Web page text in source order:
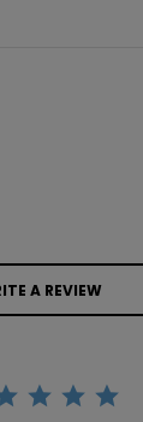
A REVIEW